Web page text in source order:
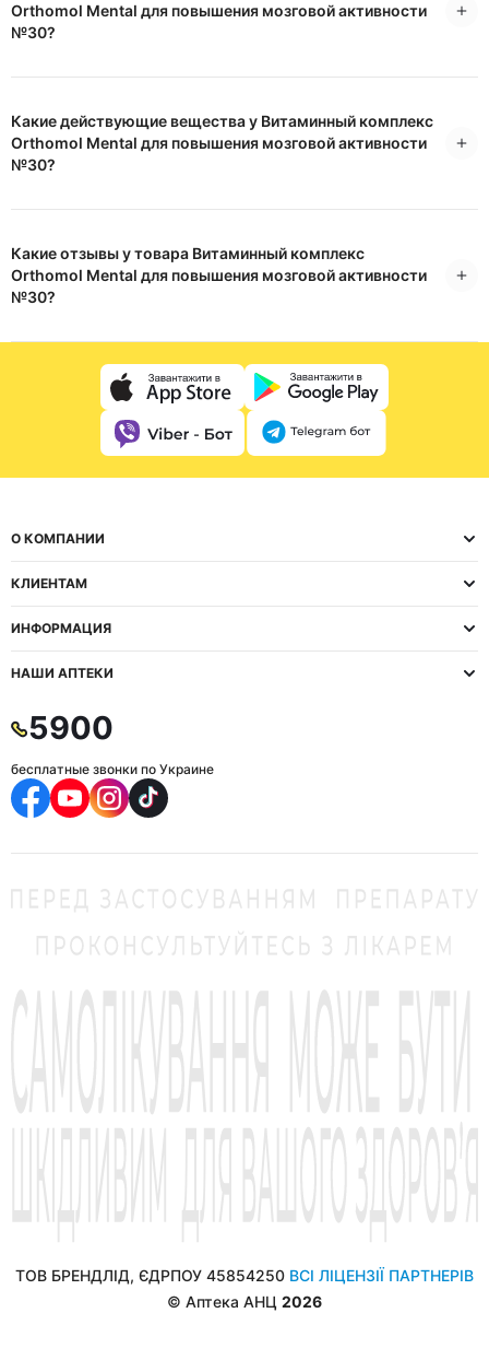
Orthomol Mental для повышения мозговой активности
№30?
Какие действующие вещества у Витаминный комплекс
Orthomol Mental для повышения мозговой активности
№30?
Какие отзывы у товара Витаминный комплекс
Orthomol Mental для повышения мозговой активности
№30?
О КОМПАНИИ
КЛИЕНТАМ
ИНФОРМАЦИЯ
НАШИ АПТЕКИ
5900
бесплатные звонки по Украине
ТОВ БРЕНДЛІД, ЄДРПОУ 45854250 ВСІ ЛІЦЕНЗІЇ ПАРТНЕРІВ
© Аптека АНЦ 2026